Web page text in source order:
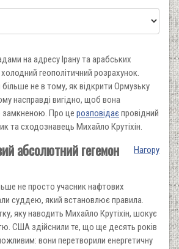
на адресу Ірану та арабських
геополітичний розрахунок.
не в тому, як відкрити Ормузьку
насправді вигідно, щоб вона
замкненою. Про це розповідаєпровідний
та сходознавець Михайло Крутіхін.
Нагору
абсолютний гегемон
не просто учасник нафтових
суддею, який встановлює правила.
яку наводить Михайло Крутіхін, шокує
США здійснили те, що ще десять років
вони перетворили енергетичну